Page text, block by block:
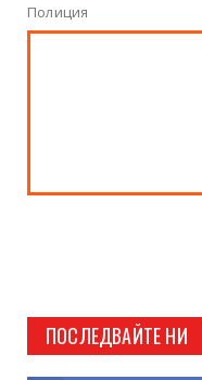
Полиция
ПОСЛЕДВАЙТЕ НИ